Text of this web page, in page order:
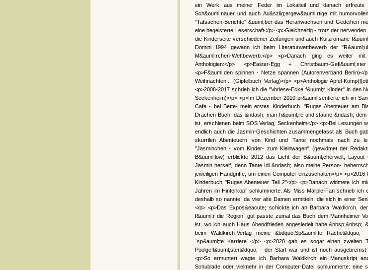
ein Werk aus meiner Feder im Lokalteil und danach erfreute
Sch&ouml;nauer und auch Au&szlig;ergew&auml;rtige mit
"Tatsachen-Berichte" &uuml;ber das Heranwachsen und Gedeihen
eine begeisterte Leserschaft</p> <p>Gleichzeitig - trotz der
die Kinderseite verschiedener Zeitungen und auch Kurzromane
Domini 1994 gewann ich beim Literaturwettbewerb der
M&auml;rchen-Wettbewerb.</p> <p>Danach ging es weiter mit
Anthologien:</p> <p>Easter-Egg + Christbaum-
<p>F&auml;den spinnen - Netze spannen (Autorenverband Berlin)</
Weihnachten... (Gipfelbuch Verlag)</p> <p>Anthologie Apfel-
<p>2008-2017 schrieb ich die "Vorlese-Ecke f&uuml;r Kinder" in den
Seckenheim)</p> <p>Im Dezember 2010 pr&auml;sentierte ich im
Cafe - bei Bette- mein erstes Kinderbuch. "Rugas Abenteuer am
Drachen-Buch, das &ndash; man h&ouml;re und staune &ndash;
ist, erschienen beim SOS Verlag, Seckenheim</p> <p>Bei Lesungen
endlich auch die Jasmin-Geschichten zusammengefasst als Buch
skurrilen Abenteuern von Kind und Tante nochmals nach zu
"Jasminchen - vom Kinder- zum Kleinwagen" (gewidmet der
B&uuml;low) erblickte 2012 das Licht der B&uuml;cherwelt,
Jasmin herself, denn Tante Idi &ndash; also meine Person-
jeweiligen Handgriffe, um einen Computer einzuschalten</p> <p>2016
Kinderbuch "Rugas Abenteuer Teil 2"</p> <p>Danach widmete ich
Jahren im Hinterkopf schlummerte. Als Miss-Marple-Fan schrieb ich
deshalb so nannte, da vier alte Damen ermitteln, die sich in einer
</p> <p>Das Expos&eacute; schickte ich an Barbara Waldkirch,
f&uuml;r die Region` gut passte zumal das Buch dem Mannheimer
ist, wo ich auch Haus Abendfrieden angesiedelt habe.&nbsp;&nbsp;
beim Waldkirch-Verlag meine &bdquo;Sp&auml;te
`sp&auml;te Karriere`.</p> <p>2020 gab es sogar einen zweiten
Poolgefl&uuml;ster&ldquo; - der Start war und ist noch
<p>So ermuntert wagte ich Barbara Waldkirch ein Manuskript
Schublade oder vielmehr in der Computer-Datei schlummerte: eine